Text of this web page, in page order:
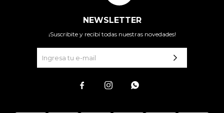
NEWSLETTER
¡Suscribite y recibí todas nuestras novedades!
  